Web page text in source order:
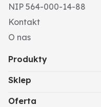
NIP 564-000-14-88
Kontakt
O nas
Produkty
Sklep
Oferta